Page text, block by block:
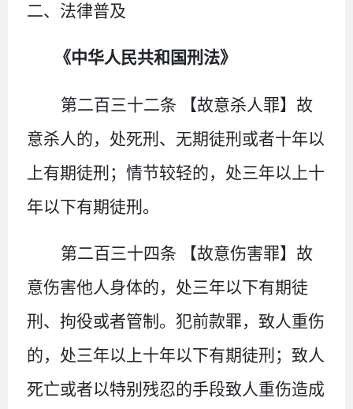
二、法律普及
《中华人民共和国刑法》
第二百三十二条 【故意杀人罪】 故
意杀人的，处死刑、无期徒刑或者十年以
上有期徒刑；情节较轻的，处三年以上十
年以下有期徒刑。
第二百三十四条 【故意伤害罪】 故
意伤害他人身体的，处三年以下有期徒
刑、拘役或者管制。犯前款罪，致人重伤
的，处三年以上十年以下有期徒刑；致人
死亡或者以特别残忍的手段致人重伤造成